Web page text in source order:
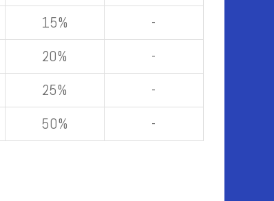
15%
-
20%
-
25%
-
50% -